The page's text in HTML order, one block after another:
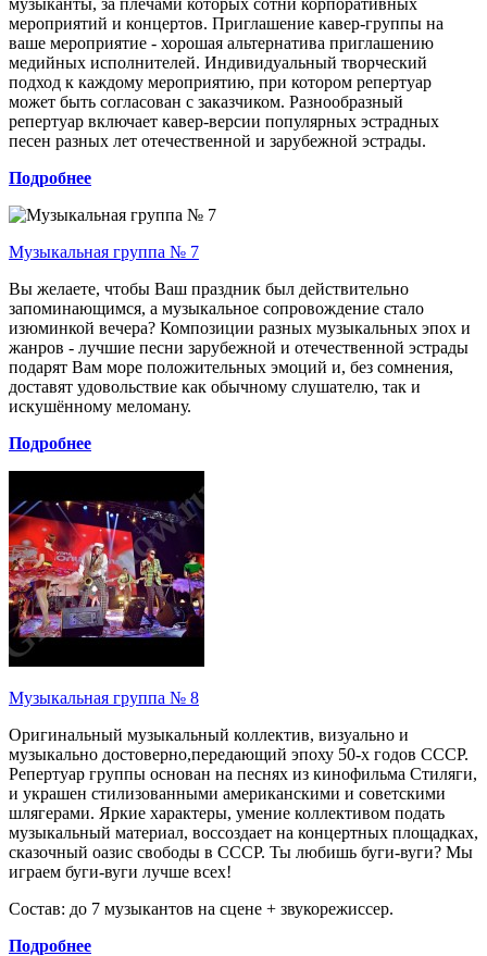
мероприятий и концертов. Приглашение кавер-группы на
ваше мероприятие - хорошая альтернатива приглашению
медийных исполнителей. Индивидуальный творческий
подход к каждому мероприятию, при котором репертуар
может быть согласован с заказчиком. Разнообразный
репертуар включает кавер-версии популярных эстрадных
песен разных лет отечественной и зарубежной эстрады.
Подробнее
Музыкальная группа № 7
Вы желаете, чтобы Ваш праздник был действительно
запоминающимся, а музыкальное сопровождение стало
изюминкой вечера? Композиции разных музыкальных эпох и
жанров - лучшие песни зарубежной и отечественной эстрады
подарят Вам море положительных эмоций и, без сомнения,
доставят удовольствие как обычному слушателю, так и
искушённому меломану.
Подробнее
Музыкальная группа № 8
Оригинальный музыкальный коллектив, визуально и
музыкально достоверно,передающий эпоху 50-х годов СССР.
Репертуар группы основан на песнях из кинофильма Стиляги,
и украшен стилизованными американскими и советскими
шлягерами. Яркие характеры, умение коллективом подать
музыкальный материал, воссоздает на концертных площадках,
сказочный оазис свободы в СССР. Ты любишь буги-вуги? Мы
играем буги-вуги лучше всех!
Состав: до 7 музыкантов на сцене + звукорежиссер.
Подробнее